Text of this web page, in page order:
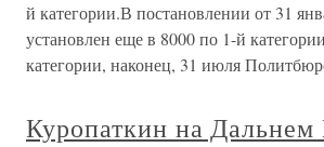
й категории.В постановлении от 31
установлен еще в 8000 по 1-й
категории, наконец, 31 июля
Куропаткин на Дальнем